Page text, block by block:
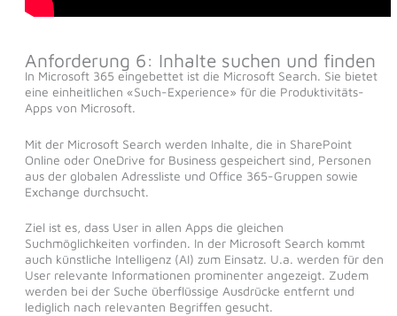
Anforderung 6: Inhalte suchen und finden
In Microsoft 365 eingebettet ist die Microsoft Search. Sie bietet
eine einheitlichen «Such-Experience» für die Produktivitäts-
Apps von Microsoft.
Mit der Microsoft Search werden Inhalte, die in SharePoint
Online oder OneDrive for Business gespeichert sind, Personen
aus der globalen Adressliste und Office 365-Gruppen sowie
Exchange durchsucht.
Ziel ist es, dass User in allen Apps die gleichen
Suchmöglichkeiten vorfinden. In der Microsoft Search kommt
auch künstliche Intelligenz (AI) zum Einsatz. U.a. werden für den
User relevante Informationen prominenter angezeigt. Zudem
werden bei der Suche überflüssige Ausdrücke entfernt und
lediglich nach relevanten Begriffen gesucht.